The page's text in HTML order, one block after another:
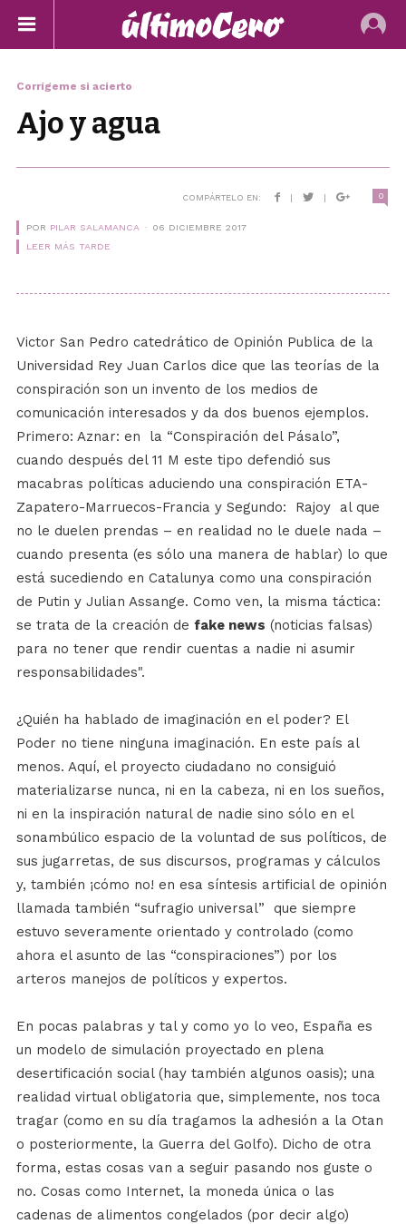
Corrígeme si acierto
Ajo y agua
COMPÁRTELO EN: | | 0
POR PILAR SALAMANCA
06 DICIEMBRE 2017
LEER MÁS TARDE
Victor San Pedro catedrático de Opinión Publica de la
Universidad Rey Juan Carlos dice que las teorías de la
conspiración son un invento de los medios de
comunicación interesados y da dos buenos ejemplos.
Primero: Aznar: en
la “Conspiración del Pásalo”,
cuando después del 11 M este tipo defendió sus
macabras políticas aduciendo una conspiración ETA-
Zapatero-Marruecos-Francia y Segundo:
Rajoy
al que
no le duelen prendas – en realidad no le duele nada –
cuando presenta (es sólo una manera de hablar) lo que
está sucediendo en Catalunya como una conspiración
de Putin y Julian Assange. Como ven, la misma táctica:
se trata de la creación de fake news (noticias falsas)
para no tener que rendir cuentas a nadie ni asumir
responsabilidades".
¿Quién ha hablado de imaginación en el poder? El
Poder no tiene ninguna imaginación. En este país al
menos. Aquí, el proyecto ciudadano no consiguió
materializarse nunca, ni en la cabeza, ni en los sueños,
ni en la inspiración natural de nadie sino sólo en el
sonambúlico espacio de la voluntad de sus políticos, de
sus jugarretas, de sus discursos, programas y cálculos
y, también ¡cómo no! en esa síntesis artificial de opinión
llamada también “sufragio universal”
que siempre
estuvo severamente orientado y controlado (como
ahora el asunto de las “conspiraciones”) por los
arteros manejos de políticos y expertos.
En pocas palabras y tal y como yo lo veo, España es
un modelo de simulación proyectado en plena
desertificación social (hay también algunos oasis); una
realidad virtual obligatoria que, simplemente, nos toca
tragar (como en su día tragamos la adhesión a la Otan
o posteriormente, la Guerra del Golfo). Dicho de otra
forma, estas cosas van a seguir pasando nos guste o
no. Cosas como Internet, la moneda única o las
cadenas de alimentos congelados (por decir algo)